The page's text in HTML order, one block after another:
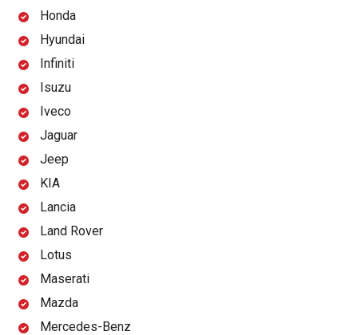
Honda
Hyundai
Infiniti
Isuzu
Iveco
Jaguar
Jeep
KIA
Lancia
Land Rover
Lotus
Maserati
Mazda
Mercedes-Benz